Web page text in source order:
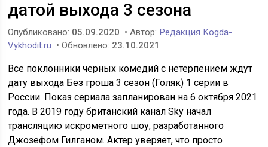
датой выхода 3 сезона
Опубликовано: 05.09.2020 • Автор: Редакция Kogda-
Vykhodit.ru • Обновлено: 23.10.2021
Все поклонники черных комедий с нетерпением ждут
дату выхода Без гроша 3 сезон (Голяк) 1 серии в
России. Показ сериала запланирован на 6 октября 2021
года. В 2019 году британский канал Sky начал
трансляцию искрометного шоу, разработанного
Джозефом Гилганом. Актер уверяет, что просто